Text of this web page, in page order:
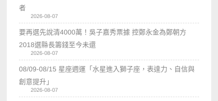
者
2026-08-07
要再選先說清4000萬！吳子嘉秀票據 控鄭永金為鄭朝方
2018選縣長籌錢至今未還
2026-08-07
08/09-08/15 星座週運「水星進入獅子座，表達力、自信與
創意提升」
2026-08-07